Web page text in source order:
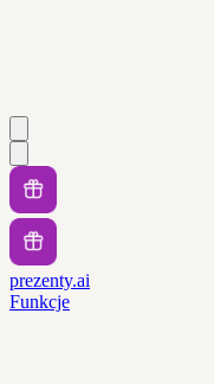
prezenty.ai
Funkcje